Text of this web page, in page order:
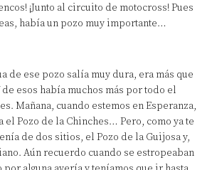
¡Junto al circuito de motocross! Pues
había un pozo muy importante…
de ese pozo salía muy dura, era más que
de esos había muchos más por todo el
Mañana, cuando estemos en Esperanza,
el Pozo de la Chinches… Pero, como ya te
de dos sitios, el Pozo de la Guijosa y,
Aún recuerdo cuando se estropeaban